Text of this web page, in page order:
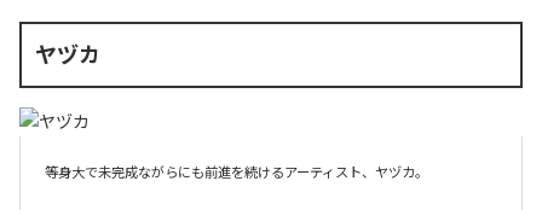
ヤヅカ
等身大で未完成ながらにも前進を続けるアーティスト、ヤヅカ。